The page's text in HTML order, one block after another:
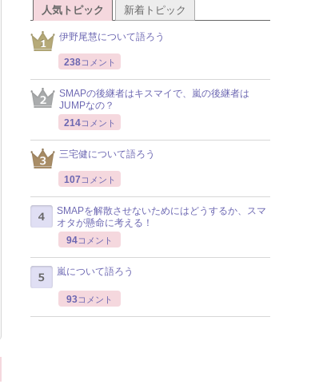
人気トピック 新着トピック
伊野尾慧について語ろう
238コメント
SMAPの後継者はキスマイで、嵐の後継者は
JUMPなの？
214コメント
三宅健について語ろう
107 コメント
SMAPを解散させないためにはどうするか、スマ
オタが懸命に考える！
94コメント
嵐について語ろう
93コメント